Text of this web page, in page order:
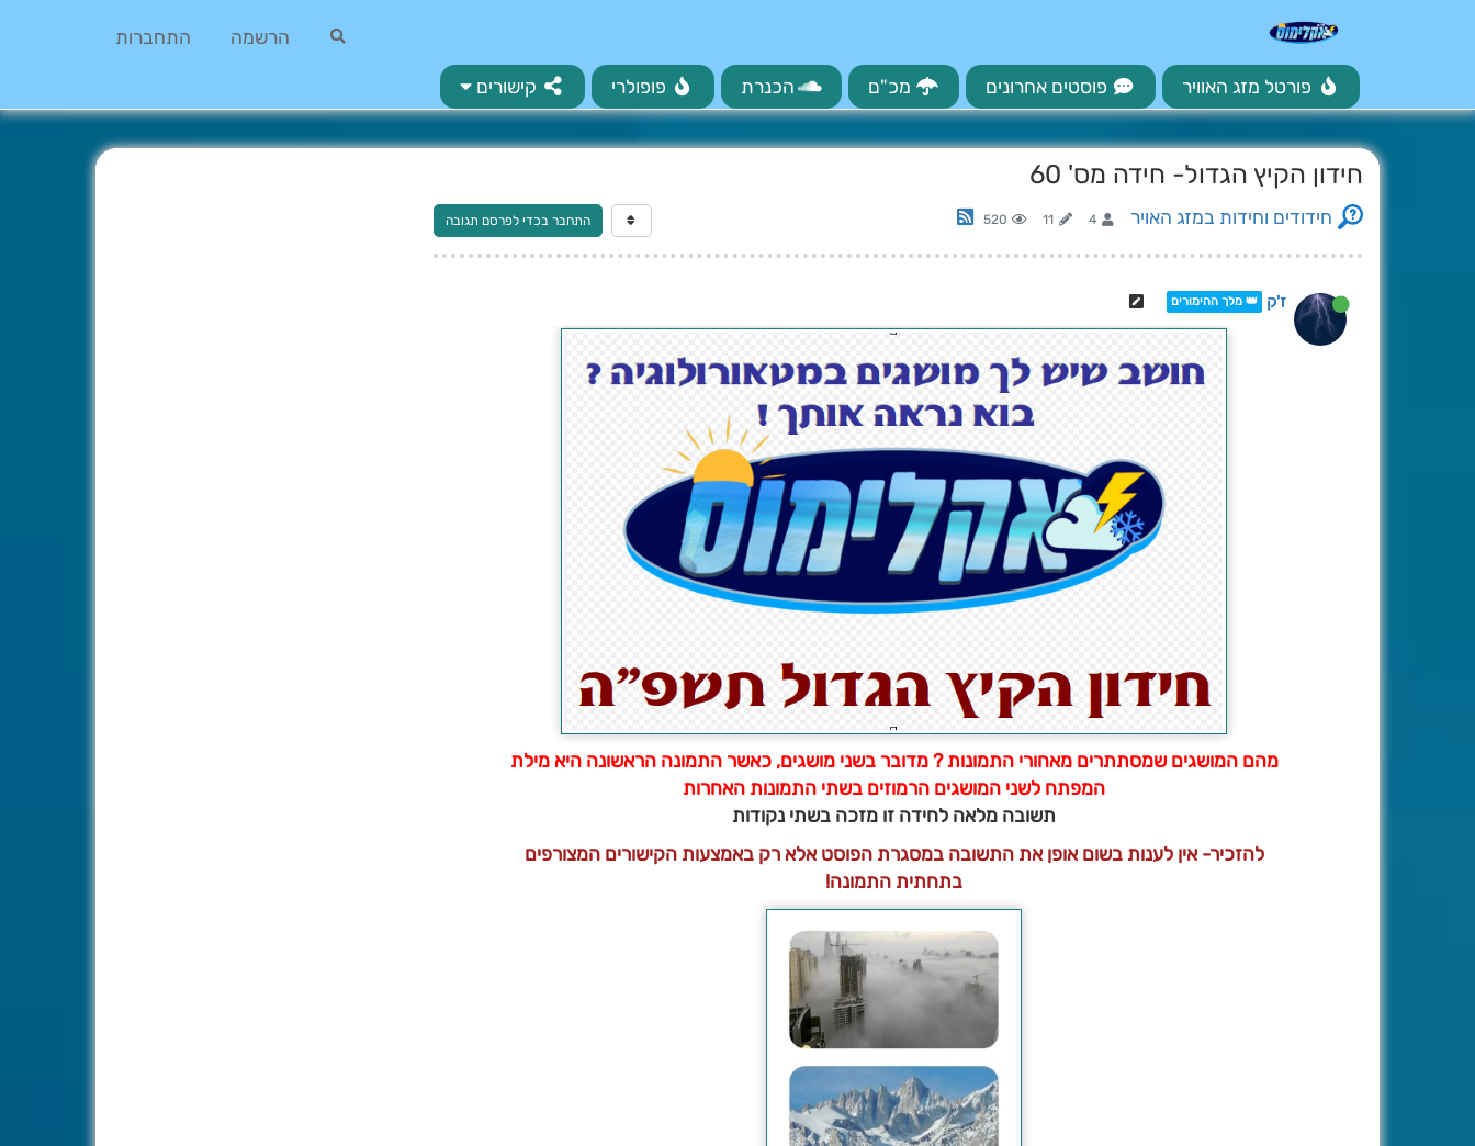
הרשמה התחברות
פורטל מזג האוויר פוסטים אחרונים מכ"ם הכנרת פופולרי קישורים
חידון הקיץ הגדול- חידה מס' 60
חידודים וחידות במזג האויר 4
11
520 התחבר בכדי לפרסם תגובה
ז'ק 👑 מלך ההימורים
מהם המושגים שמסתתרים מאחורי התמונות ? מדובר בשני מושגים, כאשר התמונה הראשונה היא מילת
המפתח לשני המושגים הרמוזים בשתי התמונות האחרות
תשובה מלאה לחידה זו מזכה בשתי נקודות
להזכיר- אין לענות בשום אופן את התשובה במסגרת הפוסט אלא רק באמצעות הקישורים המצורפים
בתחתית התמונה!